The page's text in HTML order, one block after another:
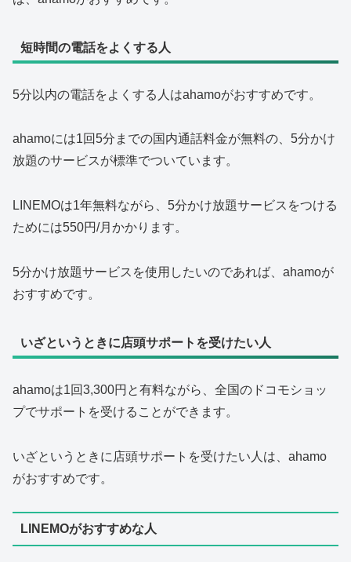
短時間の電話をよくする人
5分以内の電話をよくする人はahamoがおすすめです。
ahamoには1回5分までの国内通話料金が無料の、5分かけ
放題のサービスが標準でついています。
LINEMOは1年無料ながら、5分かけ放題サービスをつける
ためには550円/月かかります。
5分かけ放題サービスを使用したいのであれば、ahamoが
おすすめです。
いざというときに店頭サポートを受けたい人
ahamoは1回3,300円と有料ながら、全国のドコモショッ
プでサポートを受けることができます。
いざというときに店頭サポートを受けたい人は、ahamo
がおすすめです。
LINEMOがおすすめな人